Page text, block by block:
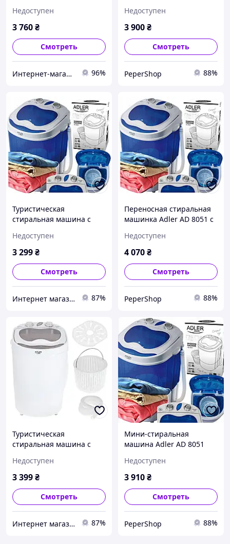
мощностью 400 Вт для
путешествий Vto
Недоступен
3 760₴
Смотреть
Интернет-магазин "Vtorboo" 96%
мощностью 150 Вт для
путешествий
Недоступен
3 900₴
Смотреть
PeperShop 88%
Туристическая
стиральная машина с
(400 Вт, Польша)
Недоступен
3 299₴
Смотреть
Интернет магазин Fiskars в Украине 87%
Переносная стиральная
машинка Adler AD 8051 с
мощностью 400 Вт для
путешествий и дачи
Недоступен
4 070₴
Смотреть
PeperShop 88%
Туристическая
стиральная машина с
(150 Вт, Польша)
Недоступен
3 399₴
Смотреть
Интернет магазин Fiskars в Украине 87%
Мини-стиральная
машина Adler AD 8051
быстрой стирки и
компактным дизайном
Недоступен
3 910₴
Смотреть
PeperShop 88%